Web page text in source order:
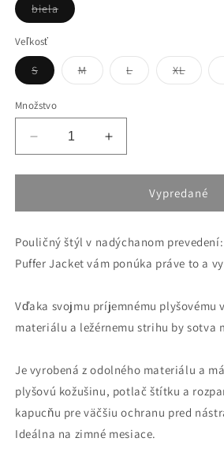
bielaVariant
je
Veľkosť
SVariant
je
alebo
MVariant
je
LVariant
je
XLVariant
je
Množstvo
množstvo
pre
bunda
Varsity
Teddy
krémova
biela/
Zvýšiť
množstvo
pre
bunda
Varsity
Teddy
krémova
biela/
Vypredané
Pouličný štýl v nadýchanom
Puffer Jacket vám ponúka práve to a
Vďaka svojmu príjemnému plyšovému
materiálu a ležérnemu strihu by sotva
Je vyrobená z odolného materiálu a
plyšovú kožušinu, potlač štítku a
kapucňu pre väčšiu ochranu pred
Ideálna na zimné mesiace.